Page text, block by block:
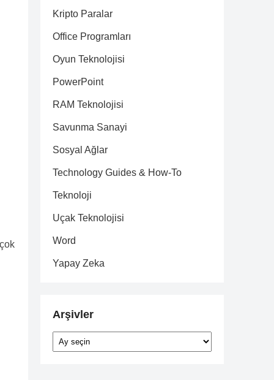
Kripto Paralar
Office Programları
Oyun Teknolojisi
PowerPoint
RAM Teknolojisi
Savunma Sanayi
Sosyal Ağlar
Technology Guides & How-To
Teknoloji
Uçak Teknolojisi
Word
Yapay Zeka
Arşivler
Arşivler